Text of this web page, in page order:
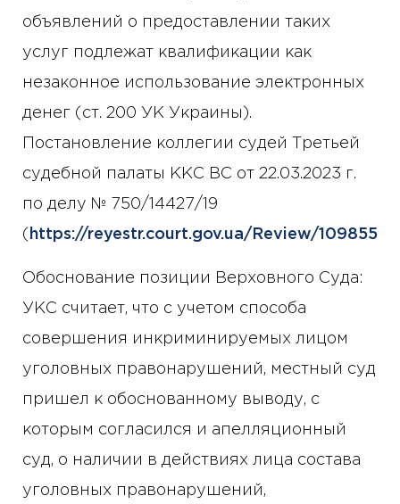
объявлений о предоставлении таких
услуг подлежат квалификации как
незаконное использование электронных
денег (ст. 200 УК Украины).
Постановление коллегии судей Третьей
судебной палаты ККС ВС от 22.03.2023 г.
по делу № 750/14427/19
( https://reyestr.court.gov.ua/Review/
Обоснование позиции Верховного Суда:
УКС считает, что с учетом способа
совершения инкриминируемых лицом
уголовных правонарушений, местный суд
пришел к обоснованному выводу, с
которым согласился и апелляционный
суд, о наличии в действиях лица состава
уголовных правонарушений,